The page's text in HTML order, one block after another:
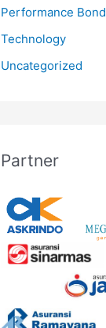
Performance Bond
Technology
Uncategorized
Partner